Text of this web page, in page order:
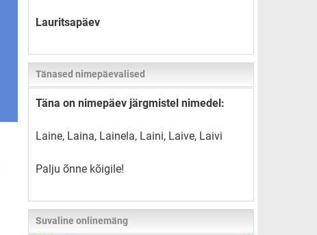
Lauritsapäev
Tänased nimepäevalised
Täna on nimepäev järgmistel nimedel:
Laine, Laina, Lainela, Laini, Laive, Laivi
Palju õnne kõigile!
Suvaline onlinemäng